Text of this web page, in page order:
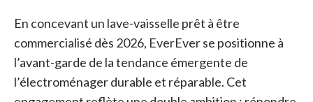
En concevant un lave-vaisselle prêt à être
commercialisé dès 2026, EverEver se positionne à
l’avant-garde de la tendance émergente de
l’électroménager durable et réparable. Cet